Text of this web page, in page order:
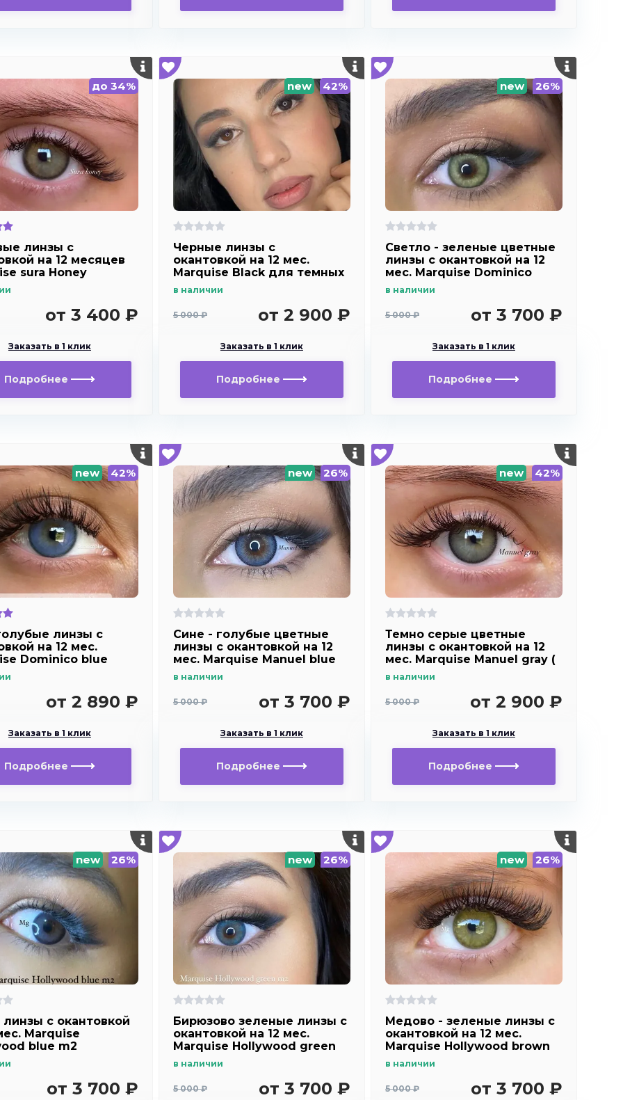
до 34%
линзы с
на 12 месяцев
sura Honey
от 3 400 ₽
Заказать в 1 клик
Подробнее
new 42%
Черные линзы c
окантовкой на 12 мес.
Marquise Black для темных
в наличии
5 000 ₽ от 2 900 ₽
Заказать в 1 клик
Подробнее
new 26%
Светло - зеленые цветные
линзы c окантовкой на 12
мес. Marquise Dominico
в наличии
5 000 ₽ от 3 700 ₽
Заказать в 1 клик
Подробнее
new 42%
линзы c
на 12 мес.
Dominico blue
от 2 890 ₽
Заказать в 1 клик
Подробнее
new 26%
Сине - голубые цветные
линзы c окантовкой на 12
мес. Marquise Manuel blue
в наличии
5 000 ₽ от 3 700 ₽
Заказать в 1 клик
Подробнее
new 42%
Темно серые цветные
линзы c окантовкой на 12
мес. Marquise Manuel gray (
увеличения глаз )
в наличии
5 000 ₽ от 2 900 ₽
Заказать в 1 клик
Подробнее
new 26%
c окантовкой
Marquise
blue m2
от 3 700 ₽
new 26%
Бирюзово зеленые линзы c
окантовкой на 12 мес.
Marquise Hollywood green
в наличии
5 000 ₽ от 3 700 ₽
new 26%
Медово - зеленые линзы c
окантовкой на 12 мес.
Marquise Hollywood brown
в наличии
5 000 ₽ от 3 700 ₽